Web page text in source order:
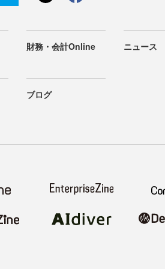
財務・会計Online ニュース
ブログ